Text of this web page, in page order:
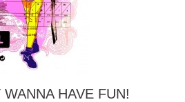
HAVE FUN!